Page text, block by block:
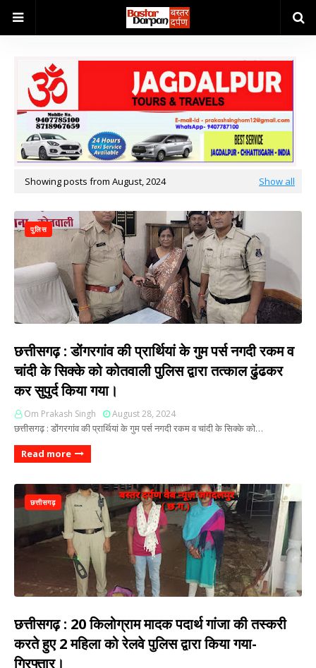
Showing posts from August, 2024 Show all
पुलिस
छत्तीसगढ़ : डोंगरगांव की प्रार्थियां के गुम पर्स नगदी रकम व
चांदी के सिक्के को कोतवाली पुलिस द्वारा तत्काल ढुंढकर
कर सुपुर्द किया गया।
Om Prakash Singh August 28, 2024
छत्तीसगढ़ : डोंगरगांव की प्रार्थियां के गुम पर्स नगदी रकम व चांदी के सिक्के को…
Read more
छत्तीसगढ़
छत्तीसगढ़ : 20 किलोग्राम मादक पदार्थ गांजा की तस्करी
करते हुए 2 महिला को रेलवे पुलिस द्वारा किया गया-
गिरफ्तार।